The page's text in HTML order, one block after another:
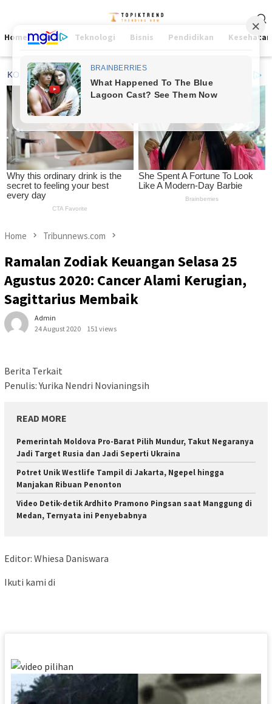
contentMenu
Home Viral Teknologi Bisnis Pendidikan Kesehatan
Home Tribunnews.com
Ramalan Zodiak Keuangan Selasa 25
Agustus 2020: Cancer Alami Kerugian,
Sagittarius Membaik
Admin
24 August 2020
151 views
Berita Terkait
Penulis: Yurika Nendri Novianingsih
READ MORE
Pemerintah Moldova Pro-Barat Pilih Mundur, Takut Negaranya
Jadi Target Rusia dan Jadi Seperti Ukraina
Potret Unik Westlife Tampil di Jakarta, Ngepel hingga
Manjakan Ribuan Penonton
Video Detik-detik Ardhito Pramono Pingsan saat Manggung di
Medan, Ternyata ini Penyebabnya
Editor: Whiesa Daniswara
Ikuti kami di